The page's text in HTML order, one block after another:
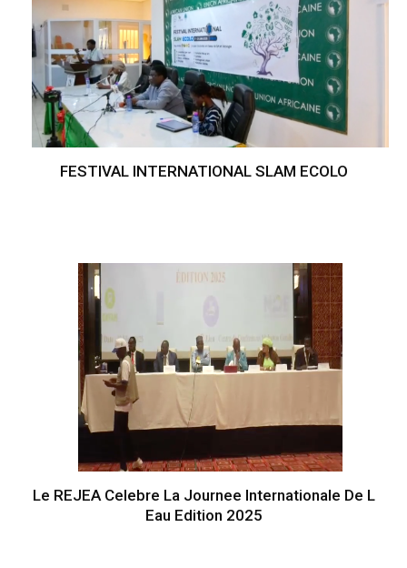
FESTIVAL INTERNATIONAL SLAM ECOLO
Le REJEA Celebre La Journee Internationale De L
Eau Edition 2025